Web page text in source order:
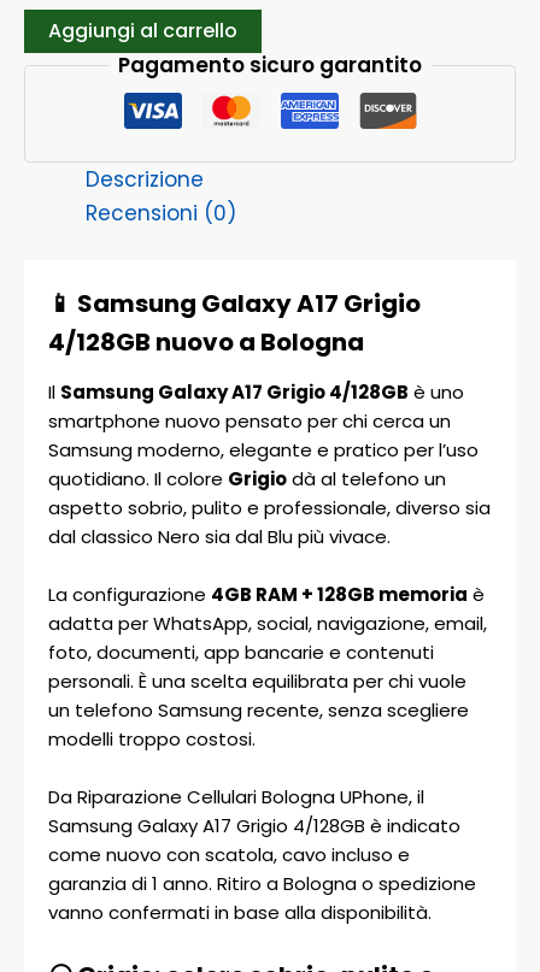
Aggiungi al carrello
Pagamento sicuro garantito
Descrizione
Recensioni (0)
📱 Samsung Galaxy A17 Grigio
4/128GB nuovo a Bologna
Il Samsung Galaxy A17 Grigio 4/128GB è uno
smartphone nuovo pensato per chi cerca un
Samsung moderno, elegante e pratico per l’uso
quotidiano. Il colore Grigiodà al telefono un
aspetto sobrio, pulito e professionale, diverso sia
dal classico Nero sia dal Blu più vivace.
La configurazione 4GB RAM + 128GB memoria è
adatta per WhatsApp, social, navigazione, email,
foto, documenti, app bancarie e contenuti
personali. È una scelta equilibrata per chi vuole
un telefono Samsung recente, senza scegliere
modelli troppo costosi.
Da Riparazione Cellulari Bologna UPhone, il
Samsung Galaxy A17 Grigio 4/128GB è indicato
come nuovo con scatola, cavo incluso e
garanzia di 1 anno. Ritiro a Bologna o spedizione
vanno confermati in base alla disponibilità.